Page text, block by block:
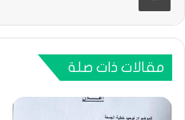
مقالات ذات صلة